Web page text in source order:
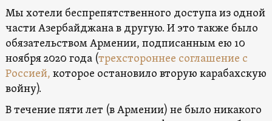
Мы хотели беспрепятственного доступа из одной
части Азербайджана в другую. И это также было
обязательством Армении, подписанным ею 10
ноября 2020 года (трехстороннее соглашение с
Россией, которое остановило вторую карабахскую
войну).
В течение пяти лет (в Армении) не было никакого